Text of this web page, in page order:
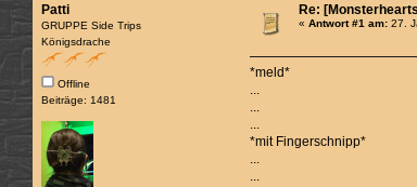
Patti
GRUPPE Side Trips
Königsdrache
Offline
Beiträge: 1481
Re:
«Antwort #1 am: 27.
*meld*
*mit Fingerschnipp*